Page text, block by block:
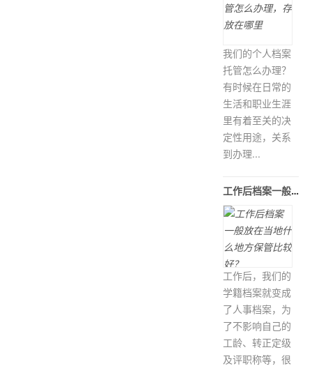
我们的个人档案
托管怎么办理？
有时候在日常的
生活和职业生涯
里有着至关的决
定性用途，关系
到办理...
工作后档案一般放在当地什么地方保
工作后，我们的
学籍档案就变成
了人事档案，为
了不影响自己的
工龄、转正定级
及评职称等，很